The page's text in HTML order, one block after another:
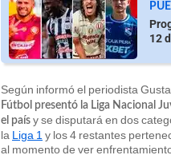
12
Según informó el periodista
Fútbol presentó la Liga Nacional
el país y se disputará en dos
la Liga 1 y los 4 restantes
al momento de ver